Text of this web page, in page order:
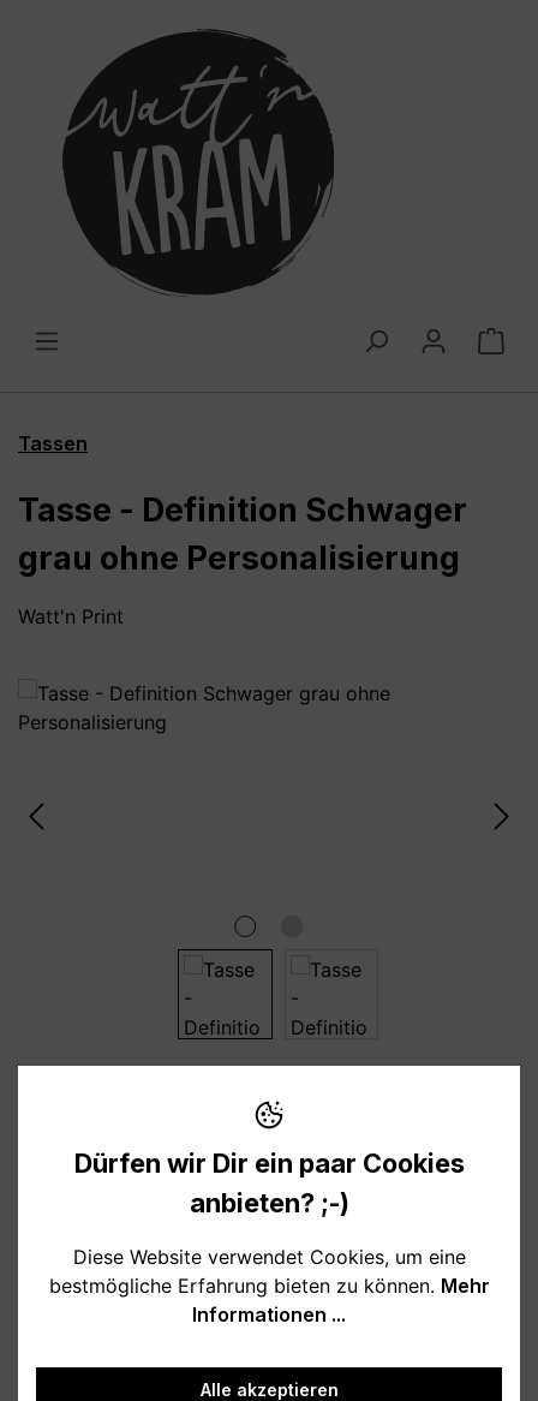
Tassen
Tasse - Definition Schwager
grau ohne Personalisierung
Watt'n Print
Bildergalerie überspringen
Preise inkl. MwSt. zzgl. Versandkosten
Verfügbar, Lieferzeit: 1-3 Tage
weiß
schwarz hellblau
rosa
türkis grau
dunkelblau
lila
Dürfen wir Dir ein paar Cookies
anbieten? ;-)
Diese Website verwendet Cookies, um eine
bestmögliche Erfahrung bieten zu können. Mehr
Informationen ...
Alle akzeptieren